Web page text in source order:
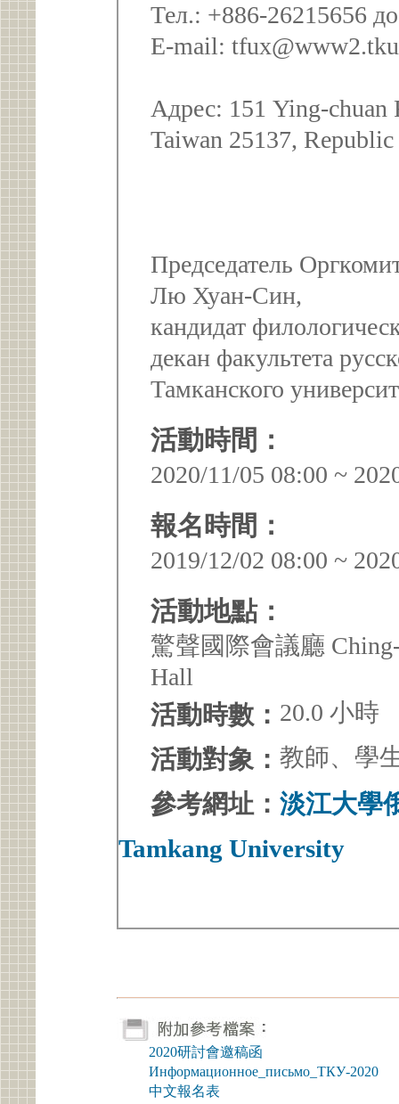
Тел.: +886-26215656
E-mail:
Адрес: 151 Ying-chuan
Taiwan 25137,
Председатель
Лю Хуан-Син,
кандидат
декан факультета
Тамканского
活動時間：
2020/11/05 08:00 ~
報名時間：
2019/12/02 08:00 ~
活動地點：
驚聲國際會議廳 Ching-
Hall
活動時數： 20.0 小時
活動對象： 教師、學
參考網址： 淡江大學
Tamkang University
2020研討會邀稿函
Информационное_письмо_ТКУ-2020
中文報名表